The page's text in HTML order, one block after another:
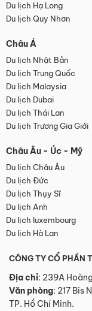
Du lịch Hạ Long
Du lịch Quy Nhơn
Châu Á
Du lịch Nhật Bản
Du lịch Trung Quốc
Du lịch Malaysia
Du lịch Dubai
Du lịch Thái Lan
Du lịch Trương Gia Giới
Châu Âu - Úc - Mỹ
Du lịch Châu Âu
Du lịch Đức
Du lịch Thụy Sĩ
Du lịch Anh
Du lịch luxembourg
Du lịch Hà Lan
CÔNG TY CỔ PHẦN
Địa chỉ: 239A
Văn phòng: 217 Bis
TP. Hồ Chí Minh.